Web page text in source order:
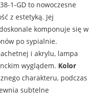
1-GD to nowoczesne
z estetyką. Jej
komponuje się w
po sypialnie.
i akrylu, lampa
wyglądem. Kolor
charakteru, podczas
subtelne